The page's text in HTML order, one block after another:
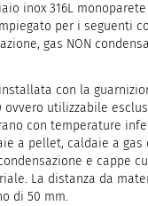
inox 316L
per i seguenti
gas NON
con la
ovvero utilizzabile
con temperature
a pellet, caldaie a gas
e cappe
La distanza da
di 50 mm.